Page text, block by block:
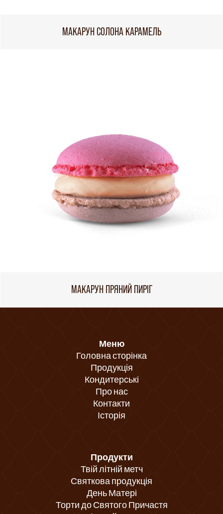
МАКАРУН СОЛОНА КАРАМЕЛЬ
МАКАРУН ПРЯНИЙ ПИРІГ
Меню
Головна сторінка
Продукція
Кондитерські
Про нас
Контакти
Історія
Продукти
Твій літній метч
Святкова продукція
День Матері
Торти до Святого Причастя